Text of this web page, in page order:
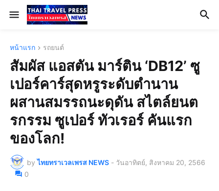
หน้าแรก รถยนต์
สัมผัส แอสตัน มาร์ติน ‘DB12’ ซู
เปอร์คาร์สุดหรูระดับตำนาน
ผสานสมรรถนะดุดัน สไตล์ยนต
รกรรม ซูเปอร์ ทัวเรอร์ คันแรก
ของโลก!
by ไทยทราเวลเพรส NEWS - วันอาทิตย์, สิงหาคม 20, 2566
0